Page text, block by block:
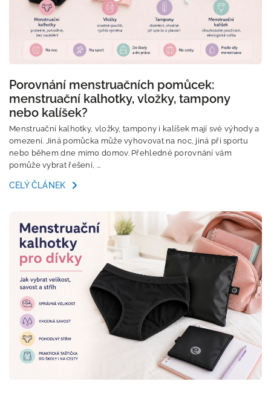
Porovnání menstruačních pomůcek:
menstruační kalhotky, vložky, tampony
nebo kalíšek?
Menstruační kalhotky, vložky, tampony i kalíšek mají své výhody a
omezení. Jiná pomůcka může vyhovovat na noc, jiná při sportu
nebo během dne mimo domov. Přehledné porovnání vám
pomůže vybrat řešení, ...
CELÝ ČLÁNEK